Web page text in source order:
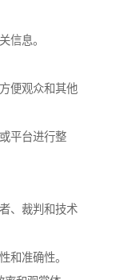
信息。
便观众和其他
平台进行整
、裁判和技术
和准确性。